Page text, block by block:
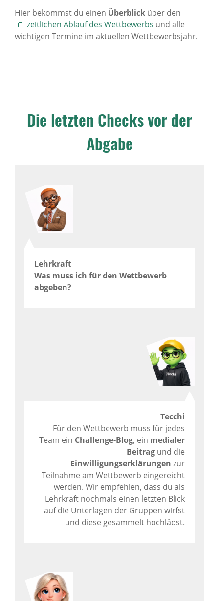
Hier bekommst du einen Überblick über den
zeitlichen Ablauf des Wettbewerbs und alle
wichtigen Termine im aktuellen Wettbewerbsjahr.
Die letzten Checks vor der
Abgabe
Lehrkraft
Was muss ich für den Wettbewerb
abgeben?
Tecchi
Für den Wettbewerb muss für jedes
Team ein Challenge-Blog, ein medialer
Beitrag und die
Einwilligungserklärungen zur
Teilnahme am Wettbewerb eingereicht
werden. Wir empfehlen, dass du als
Lehrkraft nochmals einen letzten Blick
auf die Unterlagen der Gruppen wirfst
und diese gesammelt hochlädst.